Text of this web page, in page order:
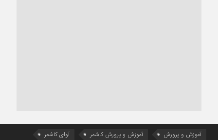
آموزش و پرورش آموزش و پرورش کاشمر
آوای کاشمر